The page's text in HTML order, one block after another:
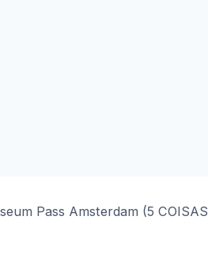
Pass Amsterdam (5 COISAS